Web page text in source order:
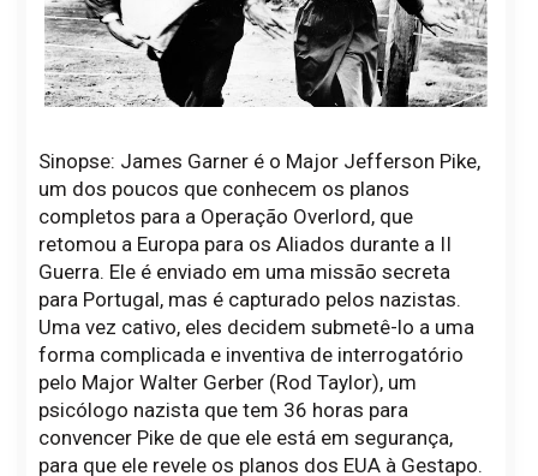
Sinopse: James Garner é o Major Jefferson Pike,
um dos poucos que conhecem os planos
completos para a Operação Overlord, que
retomou a Europa para os Aliados durante a II
Guerra. Ele é enviado em uma missão secreta
para Portugal, mas é capturado pelos nazistas.
Uma vez cativo, eles decidem submetê-lo a uma
forma complicada e inventiva de interrogatório
pelo Major Walter Gerber (Rod Taylor), um
psicólogo nazista que tem 36 horas para
convencer Pike de que ele está em segurança,
para que ele revele os planos dos EUA à Gestapo.